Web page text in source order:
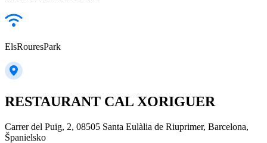
ElsRouresPark
RESTAURANT CAL XORIGUER
Carrer del Puig, 2, 08505 Santa Eulàlia de Riuprimer, Barcelona,
Španielsko